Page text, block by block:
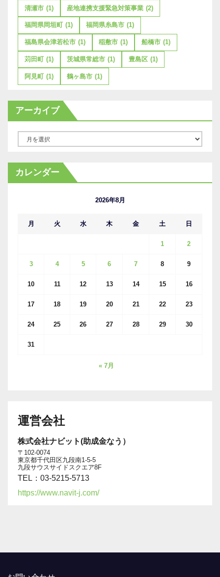
清瀬市 (1) 産地連携支援緊急対策事業 (2)
福岡県岡垣町 (1) 福岡県糸島市 (1)
福島県会津若松市 (1) 稲敷市 (1) 船橋市 (1)
苅田町 (1) 茨城県常総市 (1) 豊島区 (1)
阿見町 (1) 鶴ヶ島市 (1)
アーカイブ
カ
イ
カレンダー
2026年8月
月 火 水 木 金 土 日
1 2
3 4 5 6 7 8 9
10 11 12 13 14 15 16
17 18 19 20 21 22 23
24 25 26 27 28 29 30
31
« 7月
運営会社
株式会社ナビット(助成金なう）
〒102-0074
東京都千代田区九段南1-5-5
九段サウスサイドスクエア8F
TEL：03-5215-5713
https://www.navit-j.com/